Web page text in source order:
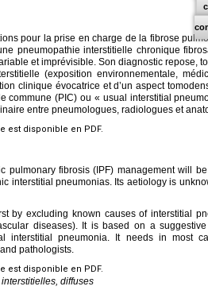
pour la prise en charge de la fibrose
pneumopathie interstitielle chronique
et imprévisible. Son diagnostic repose,
(exposition environnementale,
clinique évocatrice et d’un aspect
commune (PIC) ou « usual interstitial
entre pneumologues, radiologues et
est disponible en PDF.
pulmonary fibrosis (IPF) management will
interstitial pneumonias. Its aetiology is
by excluding known causes of interstitial
diseases). It is based on a
interstitial pneumonia. It needs in most
pathologists.
est disponible en PDF.
diffuses